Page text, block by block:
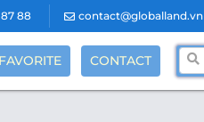
88 contact@globalland.vn
FAVORITE CONTACT